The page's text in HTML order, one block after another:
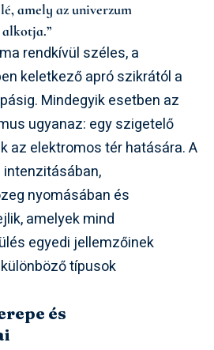
amely az univerzum
alkotja.”
rendkívül széles, a
keletkező apró szikrától a
Mindegyik esetben az
ugyanaz: egy szigetelő
az elektromos tér hatására. A
nyomásában és
amelyek mind
egyedi jellemzőinek
típusok
és